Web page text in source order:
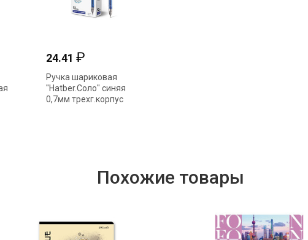
24.41 ₽
Ручка шариковая
"Hatber.Соло" синяя
0,7мм трехг.корпус
Похожие товары